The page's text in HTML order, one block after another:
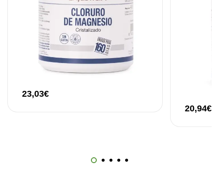
23,03€
20,94€